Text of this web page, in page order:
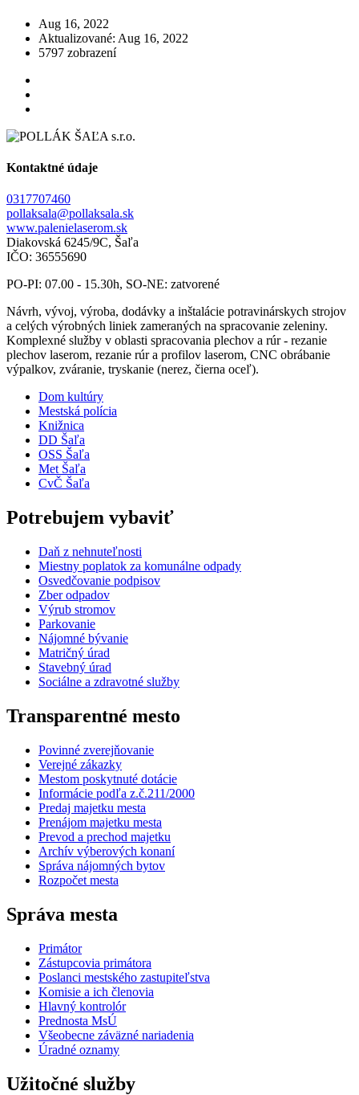
Aug 16, 2022
Aktualizované: Aug 16, 2022
5797 zobrazení
Kontaktné údaje
0317707460
pollaksala@pollaksala.sk
www.palenielaserom.sk
Diakovská 6245/9C, Šaľa
IČO: 36555690
PO-PI: 07.00 - 15.30h, SO-NE: zatvorené
Návrh, vývoj, výroba, dodávky a inštalácie potravinárskych strojov
a celých výrobných liniek zameraných na spracovanie zeleniny.
Komplexné služby v oblasti spracovania plechov a rúr - rezanie
plechov laserom, rezanie rúr a profilov laserom, CNC obrábanie
výpalkov, zváranie, tryskanie (nerez, čierna oceľ).
Dom kultúry
Mestská polícia
Knižnica
DD Šaľa
OSS Šaľa
Met Šaľa
CvČ Šaľa
Potrebujem vybaviť
Daň z nehnuteľnosti
Miestny poplatok za komunálne odpady
Osvedčovanie podpisov
Zber odpadov
Výrub stromov
Parkovanie
Nájomné bývanie
Matričný úrad
Stavebný úrad
Sociálne a zdravotné služby
Transparentné mesto
Povinné zverejňovanie
Verejné zákazky
Mestom poskytnuté dotácie
Informácie podľa z.č.211/2000
Predaj majetku mesta
Prenájom majetku mesta
Prevod a prechod majetku
Archív výberových konaní
Správa nájomných bytov
Rozpočet mesta
Správa mesta
Primátor
Zástupcovia primátora
Poslanci mestského zastupiteľstva
Komisie a ich členovia
Hlavný kontrolór
Prednosta MsÚ
Všeobecne záväzné nariadenia
Úradné oznamy
Užitočné služby